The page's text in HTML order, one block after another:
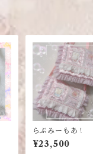
らぶみーもあ！
¥23,500